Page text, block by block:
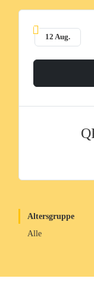
12 Aug.
Altersgruppe
Alle